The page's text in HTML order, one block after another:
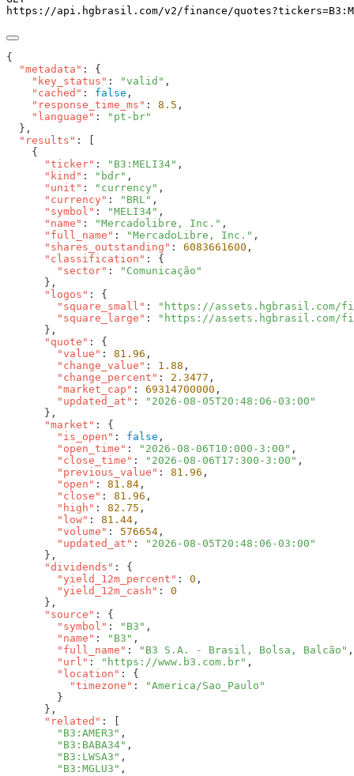
https://api.hgbrasil.com/v2/finance/quotes?tickers=
  "metadata"
    "key_status"
: "valid"
    "cached"
: false
    "response_time_ms"
: 8.5
    "language"
:
  "results"
      "ticker"
: "B3:MELI34"
      "kind"
: "bdr"
      "unit"
: "currency"
      "currency"
: "BRL"
      "symbol"
: "MELI34"
      "name"
: "Mercadolibre, Inc."
      "full_name"
: "MercadoLibre, Inc."
      "shares_outstanding"
: 6083661600
      "classification"
        "sector"
:
      "logos"
        "square_small"
:
"https://assets.hgbrasil.com/
        "square_large"
:
      "quote"
        "value"
: 81.96
        "change_value"
: 1.88
        "change_percent"
: 2.3477
        "market_cap"
: 69314700000
        "updated_at"
:
      "market"
        "is_open"
: false
        "open_time"
: "2026-08-06T10:000-3:00"
        "close_time"
: "2026-08-06T17:300-3:00"
        "previous_value"
: 81.96
        "open"
: 81.84
        "close"
: 81.96
        "high"
: 82.75
        "low"
: 81.44
        "volume"
: 576654
        "updated_at"
:
      "dividends"
        "yield_12m_percent"
: 0
        "yield_12m_cash"
:
      "source"
        "symbol"
: "B3"
        "name"
: "B3"
        "full_name"
:
"B3 S.A. - Brasil, Bolsa, Balcão"
        "url"
: "https://www.b3.com.br"
        "location"
          "timezone"
:
      "related"
        "B3:AMER3"
        "B3:BABA34"
        "B3:LWSA3"
        "B3:MGLU3"